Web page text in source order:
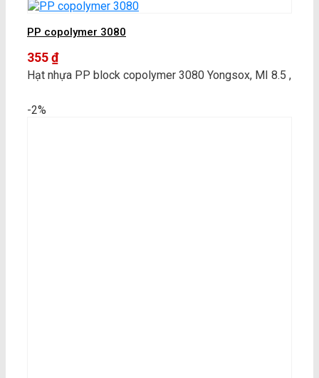
PP copolymer 3080
355₫
Hạt nhựa PP block copolymer 3080 Yongsox, MI 8.5 ,
-2%